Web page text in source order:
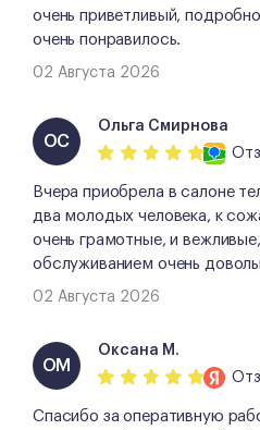
очень приветливый,
очень понравилось.
02 Августа 2026
ОС
Ольга Смирнова
Вчера приобрела в салоне
два молодых человека, к
очень грамотные, и
обслуживанием очень
02 Августа 2026
ОМ
Оксана М.
Спасибо за оперативную